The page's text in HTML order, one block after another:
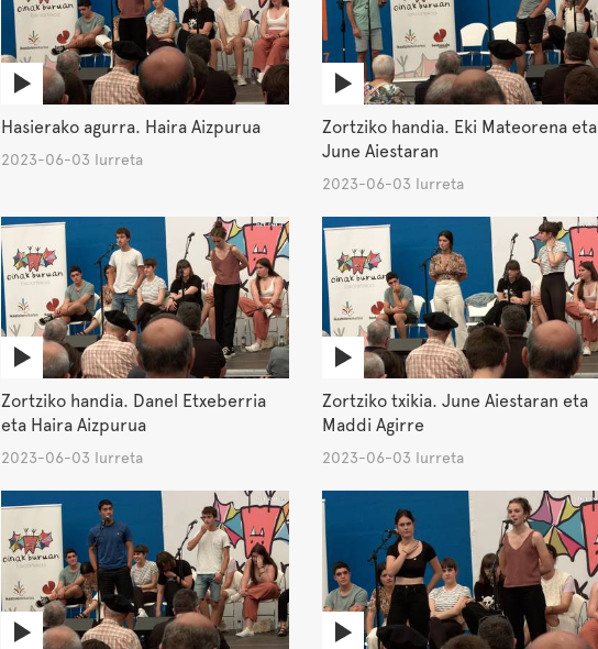
Hasierako agurra. Haira Aizpurua
2023-06-03 Iurreta
Zortziko handia. Eki Mateorena eta
June Aiestaran
2023-06-03 Iurreta
Zortziko handia. Danel Etxeberria
eta Haira Aizpurua
2023-06-03 Iurreta
Zortziko txikia. June Aiestaran eta
Maddi Agirre
2023-06-03 Iurreta